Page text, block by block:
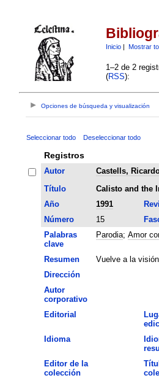
Inicio| Mostrar
1–2 de 2
(RSS):
Opciones de búsqueda y visualización
Seleccionar todo Deseleccionar todo
Registros
Autor
Castells,
Título
Calisto and the
Año
1991
Número
15
Palabras
clave
Parodia; Amor
Resumen
Vuelve a la
Dirección
Autor
corporativo
Editorial
Idioma
Editor de la
colección